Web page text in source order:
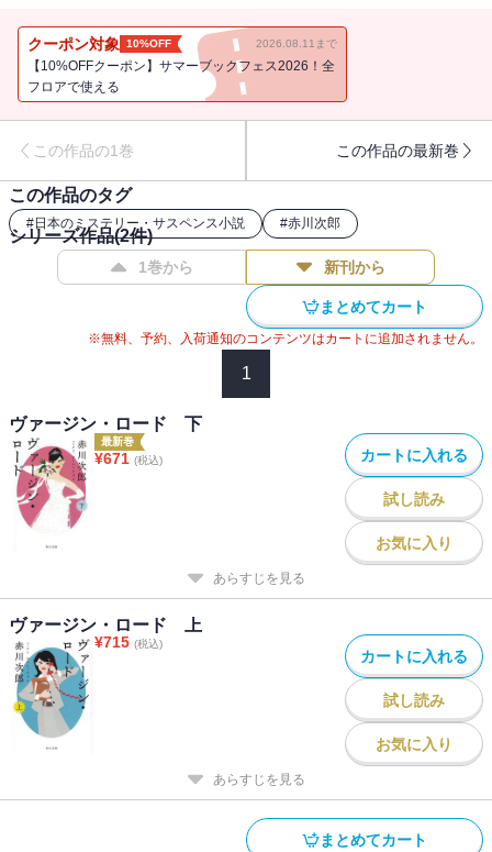
の相談、典子の周りはたちまち騒がしい結婚モードに――。ウェデ
ィング・エンタテインメント開幕！
クーポン対象 10%OFF 2026.08.11まで
【10%OFFクーポン】サマーブックフェス2026！全
フロアで使える
この作品の1巻 この作品の最新巻
この作品のタグ
#日本のミステリー・サスペンス小説 #赤川次郎
シリーズ作品(2件)
1巻から 新刊から
まとめてカート
※無料、予約、入荷通知のコンテンツはカートに追加されません。
1
ヴァージン・ロード 下
最新巻
¥671 (税込) カートに入れる
試し読み
お気に入り
あらすじを見る
ヴァージン・ロード 上
¥715 (税込)
カートに入れる
試し読み
お気に入り
あらすじを見る
まとめてカート